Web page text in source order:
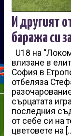
И другият
баража си
U18 на
влизане в
София в
отбеляза
сърцатата
последния
от себе си на
цветовете на